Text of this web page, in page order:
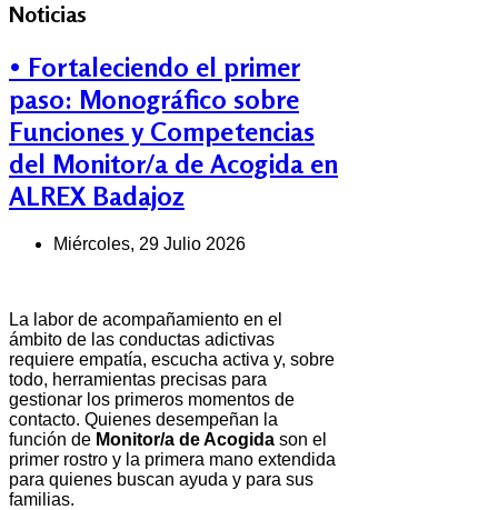
Noticias
• Fortaleciendo el primer
paso: Monográfico sobre
Funciones y Competencias
del Monitor/a de Acogida en
ALREX Badajoz
Miércoles, 29 Julio 2026
La labor de acompañamiento en el
ámbito de las conductas adictivas
requiere empatía, escucha activa y, sobre
todo, herramientas precisas para
gestionar los primeros momentos de
contacto. Quienes desempeñan la
función de Monitor/a de Acogida son el
primer rostro y la primera mano extendida
para quienes buscan ayuda y para sus
familias.